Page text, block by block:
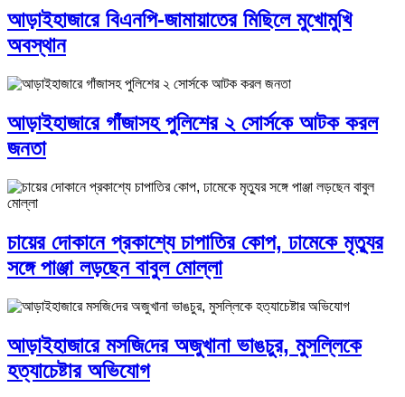
আড়াইহাজারে বিএনপি-জামায়াতের মিছিলে মুখোমুখি
অবস্থান
আড়াইহাজারে গাঁজাসহ পুলিশের ২ সোর্সকে আটক করল
জনতা
চায়ের দোকানে প্রকাশ্যে চাপাতির কোপ, ঢামেকে মৃত্যুর
সঙ্গে পাঞ্জা লড়ছেন বাবুল মোল্লা
আড়াইহাজারে মস‌জি‌দের অজুখানা ভাঙচুর, মুসল্লিকে
হত্যাচেষ্টার অভিযোগ